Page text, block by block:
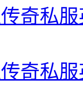
奇私
奇私